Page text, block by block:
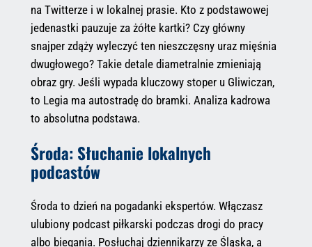
na Twitterze i w lokalnej prasie. Kto z podstawowej
jedenastki pauzuje za żółte kartki? Czy główny
snajper zdąży wyleczyć ten nieszczęsny uraz mięśnia
dwugłowego? Takie detale diametralnie zmieniają
obraz gry. Jeśli wypada kluczowy stoper u Gliwiczan,
to Legia ma autostradę do bramki. Analiza kadrowa
to absolutna podstawa.
Środa: Słuchanie lokalnych
podcastów
Środa to dzień na pogadanki ekspertów. Włączasz
ulubiony podcast piłkarski podczas drogi do pracy
albo biegania. Posłuchaj dziennikarzy ze Śląska, a